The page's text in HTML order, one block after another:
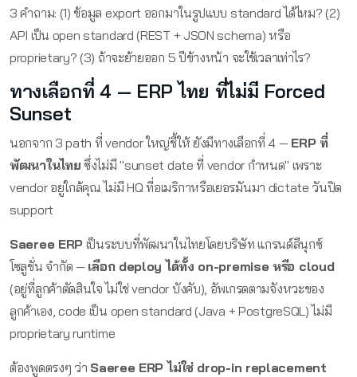
3 คำถาม: (1) ข้อมูล export ออกมาในรูปแบบ standard ได้ไหม? (2)
API เป็น open standard (REST + JSON schema) หรือ
proprietary? (3) ถ้าจะย้ายออก 5 ปีข้างหน้า จะใช้เวลาเท่าไร?
ทางเลือกที่ 4 — ERP ไทย ที่ไม่มี Forced
Sunset
นอกจาก 3 path ที่ vendor ใหญ่ชี้ให้ ยังมีทางเลือกที่ 4 — ERP ที่
พัฒนาในไทย ซึ่งไม่มี "sunset date ที่ vendor กำหนด" เพราะ
vendor อยู่ใกล้คุณ ไม่มี HQ ที่อเมริกาหรือเยอรมันมา dictate วันปิด
support
Saeree ERP เป็นระบบที่พัฒนาในไทยโดยบริษัท แกรนด์ลีนุกซ์
โซลูชั่น จำกัด — เลือก deploy ได้ทั้ง on-premise หรือ cloud
(อยู่ที่ลูกค้าตัดสินใจ ไม่ใช่ vendor บังคับ), อัพเกรดตามจังหวะของ
ลูกค้าเอง, code เป็น open standard (Java + PostgreSQL) ไม่มี
proprietary runtime
ต้องพูดตรงๆ ว่า Saeree ERP ไม่ใช่ drop-in replacement